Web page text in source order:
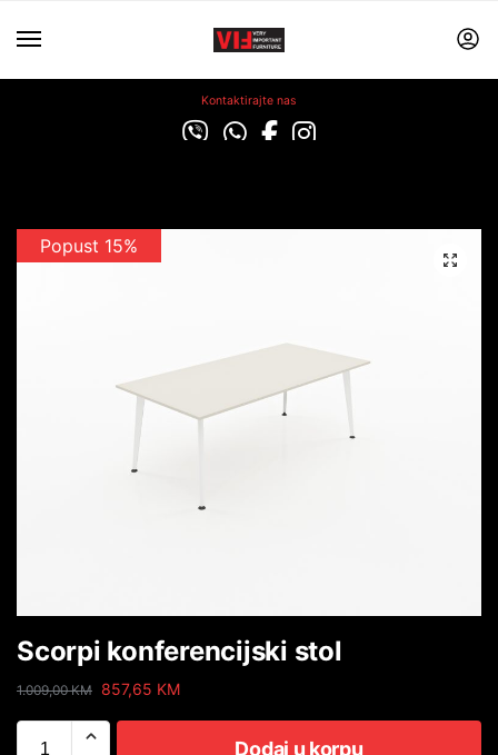
Kontaktirajte nas
Popust 15%
Scorpi konferencijski stol
1.009,00KM 857,65 KM
Dodaj u korpu